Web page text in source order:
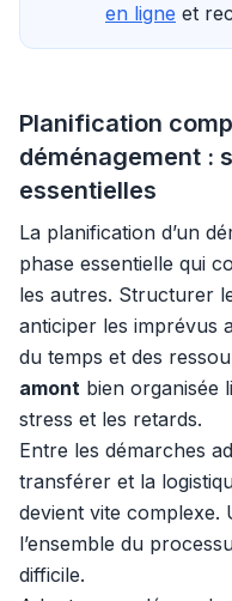
en ligne et
Planification
déménagement :
essentielles
La planification d’un
phase essentielle qui
les autres. Structurer
anticiper les imprévus
du temps et des
amont bien organisée
stress et les retards.
Entre les démarches
transférer et la
devient vite complexe.
l’ensemble du
difficile.